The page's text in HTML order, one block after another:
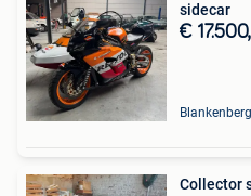
sidecar
€
Collector